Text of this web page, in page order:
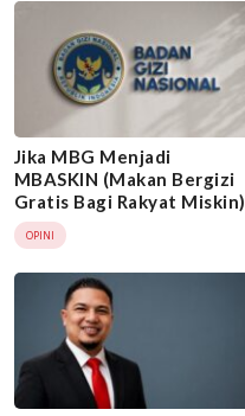
Jika MBG Menjadi
MBASKIN (Makan Bergizi
Gratis Bagi Rakyat Miskin)
OPINI